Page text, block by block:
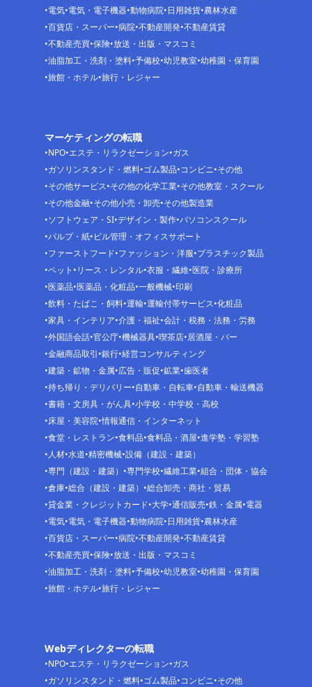
電気 電気・電子機器 動物病院 日用雑貨 農林水産
百貨店・スーパー 病院 不動産開発 不動産賃貸
不動産売買 保険 放送・出版・マスコミ
油脂加工・洗剤・塗料 予備校 幼児教室 幼稚園・保育園
旅館・ホテル 旅行・レジャー
マーケティングの転職
NPO エステ・リラクゼーション ガス
ガソリンスタンド・燃料 ゴム製品 コンビニ その他
その他サービス その他の化学工業 その他教室・スクール
その他金融 その他小売・卸売 その他製造業
ソフトウェア・SI デザイン・製作 パソコンスクール
パルプ・紙 ビル管理・オフィスサポート
ファーストフード ファッション・洋服 プラスチック製品
ペット リース・レンタル 衣服・繊維 医院・診療所
医薬品 医薬品・化粧品 一般機械 印刷
飲料・たばこ・飼料 運輸 運輸付帯サービス 化粧品
家具・インテリア 介護・福祉 会計・税務・法務・労務
外国語会話 官公庁 機械器具 喫茶店 居酒屋・バー
金融商品取引 銀行 経営コンサルティング
建築・鉱物・金属 広告・販促 鉱業 歯医者
持ち帰り・デリバリー 自動車・自転車 自動車・輸送機器
書籍・文房具・がん具 小学校・中学校・高校
床屋・美容院 情報通信・インターネット
食堂・レストラン 食料品 食料品・酒屋 進学塾・学習塾
人材 水道 精密機械 設備（建設・建築）
専門（建設・建築）
専門学校 繊維工業 組合・団体・協会
倉庫 総合（建設・建築）
総合卸売・商社・貿易
貸金業・クレジットカード 大学 通信販売 鉄・金属 電器
電気 電気・電子機器 動物病院 日用雑貨 農林水産
百貨店・スーパー 病院 不動産開発 不動産賃貸
不動産売買 保険 放送・出版・マスコミ
油脂加工・洗剤・塗料 予備校 幼児教室 幼稚園・保育園
旅館・ホテル 旅行・レジャー
Webディレクターの転職
NPO エステ・リラクゼーション ガス
ガソリンスタンド・燃料 ゴム製品 コンビニ その他